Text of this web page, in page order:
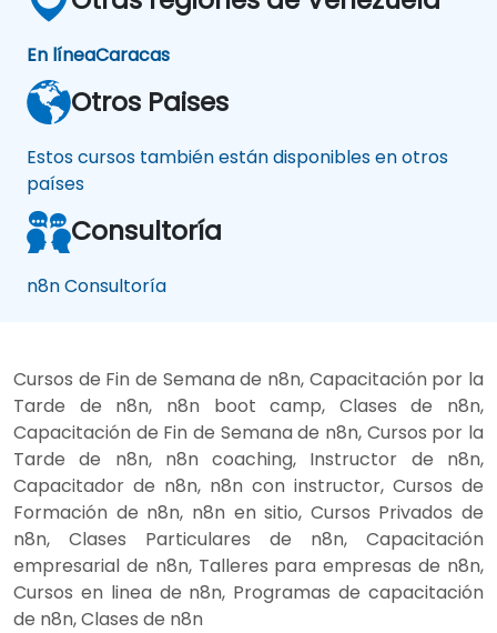
En líneaCaracas
Otros Paises
Estos cursos también están disponibles en otros
países
Consultoría
n8n Consultoría
Cursos de Fin de Semana de n8n, Capacitación por la
Tarde de n8n, n8n boot camp, Clases de n8n,
Capacitación de Fin de Semana de n8n, Cursos por la
Tarde de n8n, n8n coaching, Instructor de n8n,
Capacitador de n8n, n8n con instructor, Cursos de
Formación de n8n, n8n en sitio, Cursos Privados de
n8n, Clases Particulares de n8n, Capacitación
empresarial de n8n, Talleres para empresas de n8n,
Cursos en linea de n8n, Programas de capacitación
de n8n, Clases de n8n